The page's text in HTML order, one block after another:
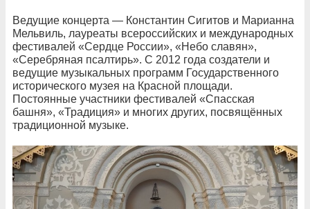
Ведущие концерта — Константин Сигитов и Марианна
Мельвиль, лауреаты всероссийских и международных
фестивалей «Сердце России», «Небо славян»,
«Серебряная псалтирь». С 2012 года создатели и
ведущие музыкальных программ Государственного
исторического музея на Красной площади.
Постоянные участники фестивалей «Спасская
башня», «Традиция» и многих других, посвящённых
традиционной музыке.